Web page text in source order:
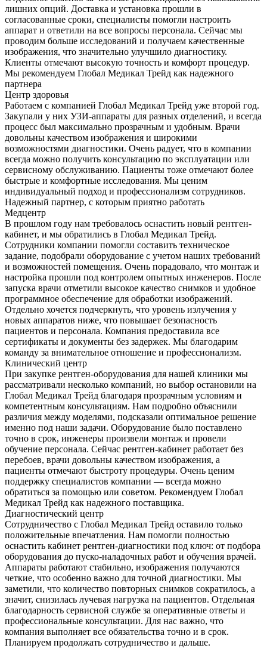
лишних опций. Доставка и установка прошли в
согласованные сроки, специалисты помогли настроить
аппарат и ответили на все вопросы персонала. Сейчас мы
проводим больше исследований и получаем качественные
изображения, что значительно улучшило диагностику.
Клиенты отмечают высокую точность и комфорт процедур.
Мы рекомендуем Глобал Медикал Трейд как надежного
партнера
Центр здоровья
Работаем с компанией Глобал Медикал Трейд уже второй год.
Закупали у них УЗИ-аппараты для разных отделений, и всегда
процесс был максимально прозрачным и удобным. Врачи
довольны качеством изображения и широкими
возможностями диагностики. Очень радует, что в компании
всегда можно получить консультацию по эксплуатации или
сервисному обслуживанию. Пациенты тоже отмечают более
быстрые и комфортные исследования. Мы ценим
индивидуальный подход и профессионализм сотрудников.
Надежный партнер, с которым приятно работать
Медцентр
В прошлом году нам требовалось оснастить новый рентген-
кабинет, и мы обратились в Глобал Медикал Трейд.
Сотрудники компании помогли составить техническое
задание, подобрали оборудование с учетом наших требований
и возможностей помещения. Очень порадовало, что монтаж и
настройка прошли под контролем опытных инженеров. После
запуска врачи отметили высокое качество снимков и удобное
программное обеспечение для обработки изображений.
Отдельно хочется подчеркнуть, что уровень излучения у
новых аппаратов ниже, что повышает безопасность
пациентов и персонала. Компания предоставила все
сертификаты и документы без задержек. Мы благодарим
команду за внимательное отношение и профессионализм.
Клинический центр
При закупке рентген-оборудования для нашей клиники мы
рассматривали несколько компаний, но выбор остановили на
Глобал Медикал Трейд благодаря прозрачным условиям и
компетентным консультациям. Нам подробно объяснили
различия между моделями, подсказали оптимальное решение
именно под наши задачи. Оборудование было поставлено
точно в срок, инженеры произвели монтаж и провели
обучение персонала. Сейчас рентген-кабинет работает без
перебоев, врачи довольны качеством изображения, а
пациенты отмечают быстроту процедуры. Очень ценим
поддержку специалистов компании — всегда можно
обратиться за помощью или советом. Рекомендуем Глобал
Медикал Трейд как надежного поставщика.
Диагностический центр
Сотрудничество с Глобал Медикал Трейд оставило только
положительные впечатления. Нам помогли полностью
оснастить кабинет рентген-диагностики под ключ: от подбора
оборудования до пуско-наладочных работ и обучения врачей.
Аппараты работают стабильно, изображения получаются
четкие, что особенно важно для точной диагностики. Мы
заметили, что количество повторных снимков сократилось, а
значит, снизилась лучевая нагрузка на пациентов. Отдельная
благодарность сервисной службе за оперативные ответы и
профессиональные консультации. Для нас важно, что
компания выполняет все обязательства точно и в срок.
Планируем продолжать сотрудничество и дальше.